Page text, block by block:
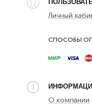
Личный
СПОСОБЫ
О компании